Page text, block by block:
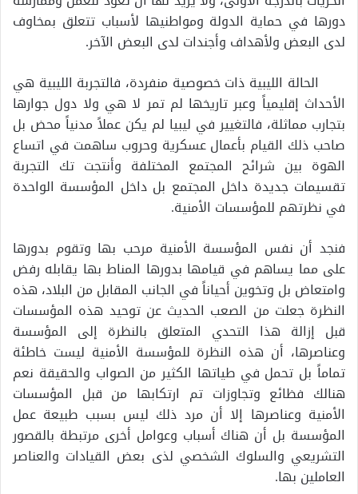
دورها في حماية الدولة ومواطنيها لأسباب تتعلق بمخاوف
لدى البعض ولأهداف وأجندات لدى البعض الآخر.
الحالة الليبية ذات خصوصية منفردة، فالتجربة الليبية هي
الأحداث إقليمياً وعبر تاريخها لم تمر لا هي ولا دول جوارها
بتجارب مماثلة، فالتغيير في ليبيا لم يكن عملاً مدنياً محض بل
صاحب ذلك القيام بأعمال عسكرية وحروب ساهمت في اتساع
الهوة بين شرائح المجتمع المختلفة وأنتجت تك التجربة
تقسيمات جديدة داخل المجتمع بل داخل المؤسسة الواحدة
في نظرتهم للمؤسسات الأمنية.
فنجد أن نفس المؤسسة الأمنية مرحب بها وتقوم بدورها
على مما يساهم في قيامها بدورها المناط بها يقابله رفض
وامتعاض بل وتخوين أحياناً في الجانب المقابل من البلاد، هذه
النظرة جعلت من الصعب الحديث عن توحيد هذه المؤسسات
قبل إزالة هذا التحدي المتعلق بالنظرة إلى المؤسسة
وعناصرها، أن هذه النظرة للمؤسسة الأمنية ليست خاطئة
تماماً بل تحمل في طياتها الكثير من الصواب والحقيقة نعم
هنالك فظائع وتجاوزات تم ارتكابها من قبل المؤسسات
الأمنية وعناصرها إلا أن مرد ذلك ليس بسبب طبيعة عمل
المؤسسة بل أن هناك أسباب وعوامل أخرى مرتبطة بالقصور
التشريعي والسلوك الشخصي لذى بعض القيادات والعناصر
العاملين بها.